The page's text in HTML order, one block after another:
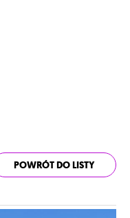
POWRÓT DO LISTY